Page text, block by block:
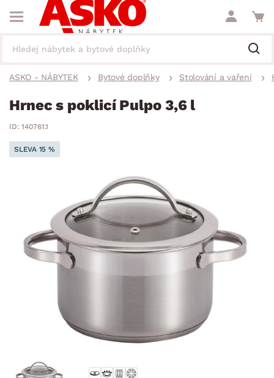
ASKO - NÁBYTEK Bytové doplňky Stolování a vaření
Hrnec s poklicí Pulpo 3,6 l
ID: 140761.1
SLEVA 15 %